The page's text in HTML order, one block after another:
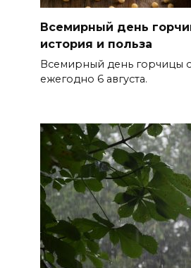
В Советском районе
из-за порыва на
ограничили подачу
06 августа 2026 14:33
старше 65 лет
06 августа 2026 14:30
Традиции семьи
06 августа 2026 14:28
Таганрогский
Всемирный день
история и польза
Всемирный день горчицы
ежегодно 6 августа.